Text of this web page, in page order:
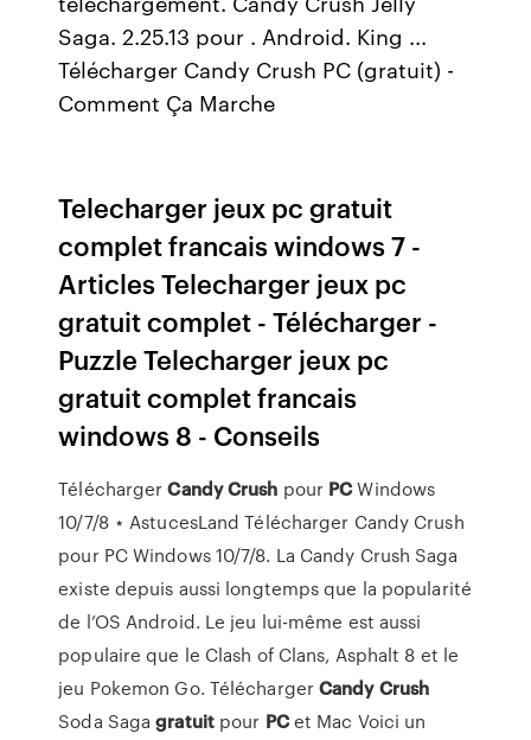
Saga. 2.25.13 pour . Android. King ...
Télécharger Candy Crush PC (gratuit) -
Comment Ça Marche
Telecharger jeux pc gratuit
complet francais windows 7 -
Articles Telecharger jeux pc
gratuit complet - Télécharger -
Puzzle Telecharger jeux pc
gratuit complet francais
windows 8 - Conseils
TéléchargerCandyCrush pour PCWindows
10/7/8 ⋆ AstucesLand Télécharger Candy Crush
pour PC Windows 10/7/8. La Candy Crush Saga
existe depuis aussi longtemps que la popularité
de l’OS Android. Le jeu lui-même est aussi
populaire que le Clash of Clans, Asphalt 8 et le
jeu Pokemon Go. TéléchargerCandy Crush
Soda Sagagratuitpour PCet Mac Voici un